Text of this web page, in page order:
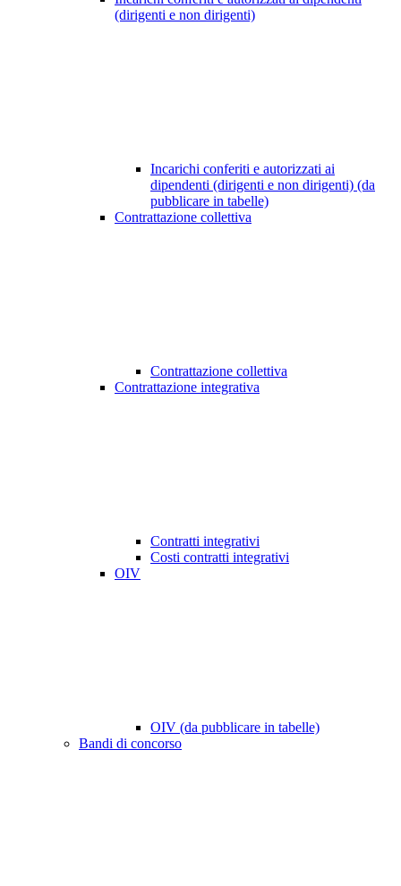
(dirigenti e non dirigenti)
Incarichi conferiti e autorizzati ai
dipendenti (dirigenti e non dirigenti) (da
pubblicare in tabelle)
Contrattazione collettiva
Contrattazione collettiva
Contrattazione integrativa
Contratti integrativi
Costi contratti integrativi
OIV
OIV (da pubblicare in tabelle)
Bandi di concorso